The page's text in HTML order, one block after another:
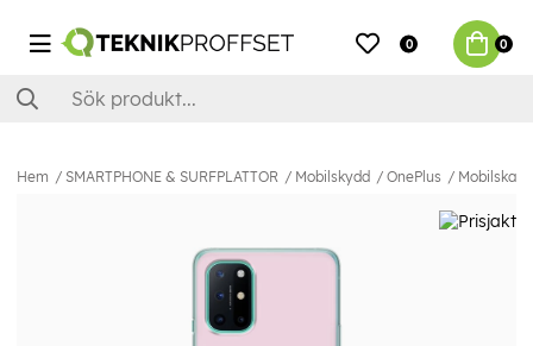
0 0
Hem SMARTPHONE & SURFPLATTOR Mobilskydd OnePlus Mobilskal